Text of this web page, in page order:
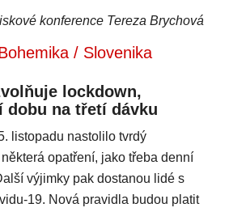
konference Tereza Brychová
/ Slovenika
lockdown,
dobu na třetí dávku
listopadu nastolilo tvrdý
opatření, jako třeba denní
výjimky pak dostanou lidé s
19. Nová pravidla budou platit